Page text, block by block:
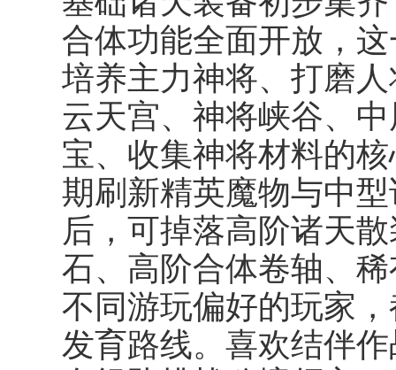
合体功能全面开放，
培养主力神将、打磨
云天宫、神将峡谷、
宝、收集神将材料的
期刷新精英魔物与中
后，可掉落高阶诸天
石、高阶合体卷轴、
不同游玩偏好的玩家
发育路线。喜欢结伴